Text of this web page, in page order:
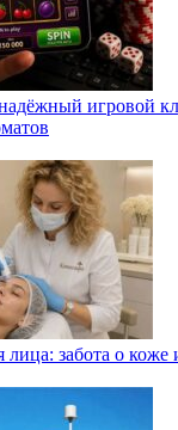
игровой
лица: забота о